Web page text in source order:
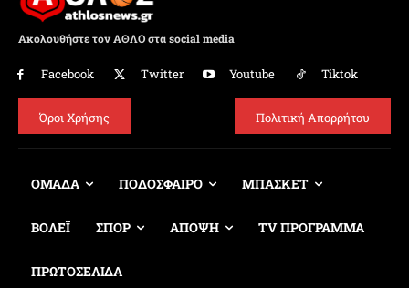
Ακολουθήστε τον ΑΘΛΟ στα social media
Facebook Twitter Youtube Tiktok
Όροι Χρήσης Πολιτική Απορρήτου
ΟΜΑΔΑ ΠΟΔΟΣΦΑΙΡΟ ΜΠΑΣΚΕΤ
ΒΟΛΕΪ ΣΠΟΡ ΑΠΟΨΗ TV ΠΡΟΓΡΑΜΜΑ
ΠΡΩΤΟΣΕΛΙΔΑ